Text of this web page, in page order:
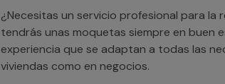
¿Necesitas un servicio profesional para
tendrás unas moquetas siempre en buen
experiencia que se adaptan a todas las
viviendas como en negocios.